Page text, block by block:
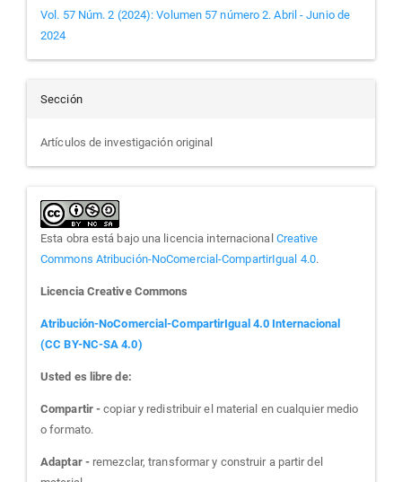
Vol. 57 Núm. 2 (2024): Volumen 57 número 2. Abril - Junio de
2024
Sección
Artículos de investigación original
Esta obra está bajo una licencia internacional Creative
Commons Atribución-NoComercial-CompartirIgual 4.0.
Licencia Creative Commons
Atribución-NoComercial-CompartirIgual 4.0 Internacional
(CC BY-NC-SA 4.0)
Usted es libre de:
Compartir -copiar y redistribuir el material en cualquier medio
o formato.
Adaptar -remezclar, transformar y construir a partir del